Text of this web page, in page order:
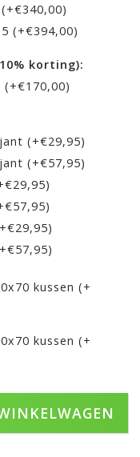
(+€394,00)
korting):
(+€29,95)
(+€57,95)
kussen (+
kussen (+